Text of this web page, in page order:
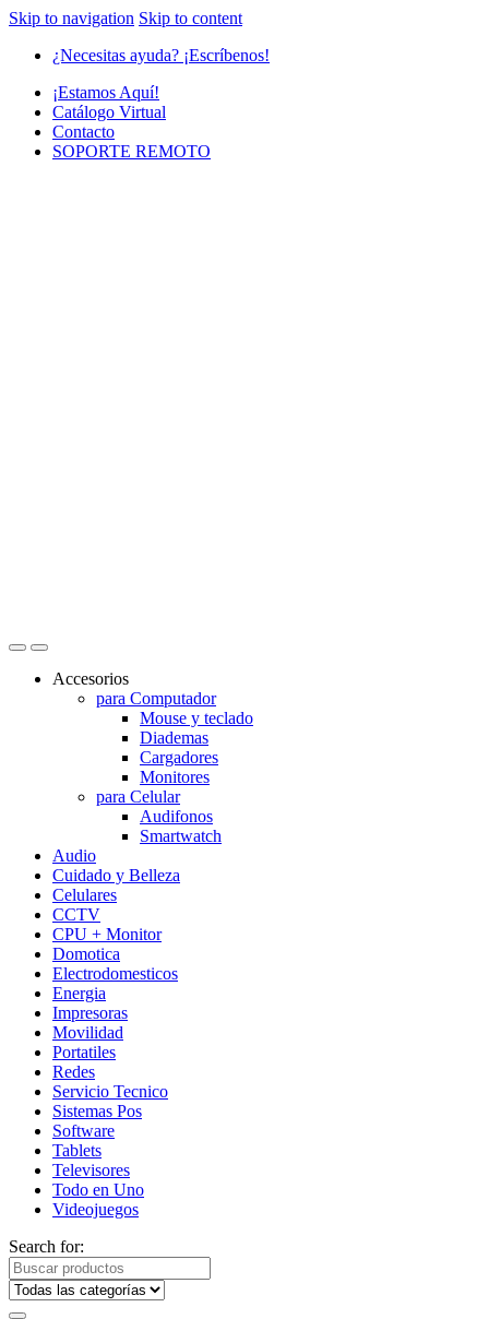
Skip to navigation Skip to content
¿Necesitas ayuda? ¡Escríbenos!
¡Estamos Aquí!
Catálogo Virtual
Contacto
SOPORTE REMOTO
Accesorios
para Computador
Mouse y teclado
Diademas
Cargadores
Monitores
para Celular
Audifonos
Smartwatch
Audio
Cuidado y Belleza
Celulares
CCTV
CPU + Monitor
Domotica
Electrodomesticos
Energia
Impresoras
Movilidad
Portatiles
Redes
Servicio Tecnico
Sistemas Pos
Software
Tablets
Televisores
Todo en Uno
Videojuegos
Search for: